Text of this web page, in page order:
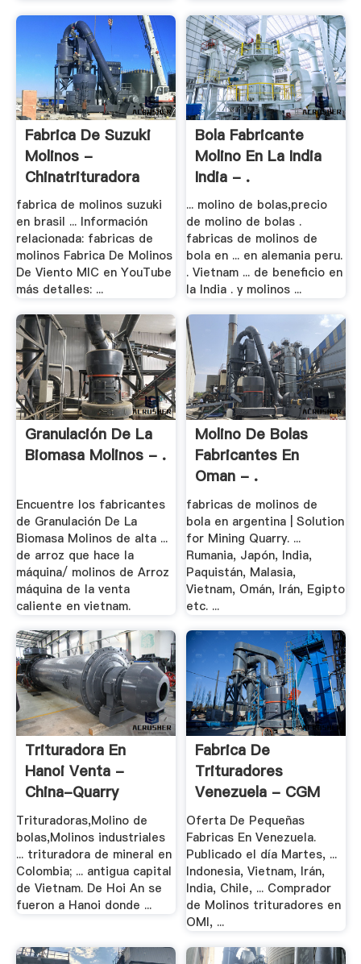
Fabrica De Suzuki
Molinos -
Chinatrituradora
fabrica de molinos suzuki
en brasil ... Información
relacionada: fabricas de
molinos Fabrica De Molinos
De Viento MIC en YouTube
más detalles: ...
Bola Fabricante
Molino En La India
India - .
... molino de bolas,precio
de molino de bolas .
fabricas de molinos de
bola en ... en alemania peru.
. Vietnam ... de beneficio en
la India . y molinos ...
Granulación De La
Biomasa Molinos - .
Encuentre los fabricantes
de Granulación De La
Biomasa Molinos de alta ...
de arroz que hace la
máquina/ molinos de Arroz
máquina de la venta
caliente en vietnam.
Molino De Bolas
Fabricantes En
Oman - .
fabricas de molinos de
bola en argentina | Solution
for Mining Quarry. ...
Rumania, Japón, India,
Paquistán, Malasia,
Vietnam, Omán, Irán, Egipto
etc. ...
Trituradora En
Hanoi Venta -
China-Quarry
Trituradoras,Molino de
bolas,Molinos industriales
... trituradora de mineral en
Colombia; ... antigua capital
de Vietnam. De Hoi An se
fueron a Hanoi donde ...
Fabrica De
Trituradores
Venezuela - CGM
Mining .
Oferta De Pequeñas
Fabricas En Venezuela.
Publicado el día Martes, ...
Indonesia, Vietnam, Irán,
India, Chile, ... Comprador
de Molinos trituradores en
OMI, ...